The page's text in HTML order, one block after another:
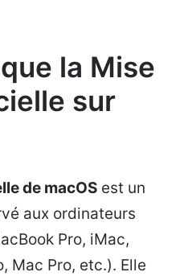
la Mise
sur
de macOS est un
aux ordinateurs
Pro, iMac,
Mac Pro, etc.). Elle